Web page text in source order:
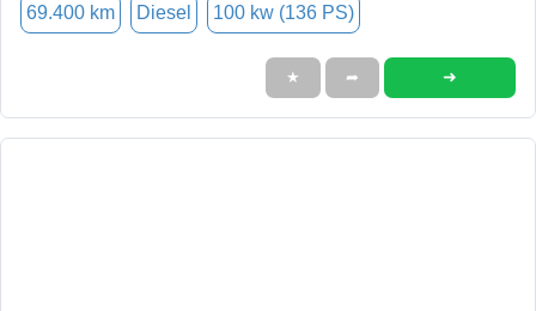
69.400 km Diesel 100 kw (136 PS)
★ ➦ ➜